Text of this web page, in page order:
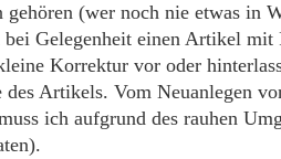
gehören (wer noch nie etwas in
bei Gelegenheit einen Artikel mit
Korrektur vor oder
des Artikels. Vom Neuanlegen
ich aufgrund des rauhen